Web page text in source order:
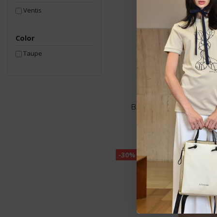
Bandoleras
BANDOLERA VENTIS
Ventis
34,97 €
-30%
Ventis
Color
Taupe